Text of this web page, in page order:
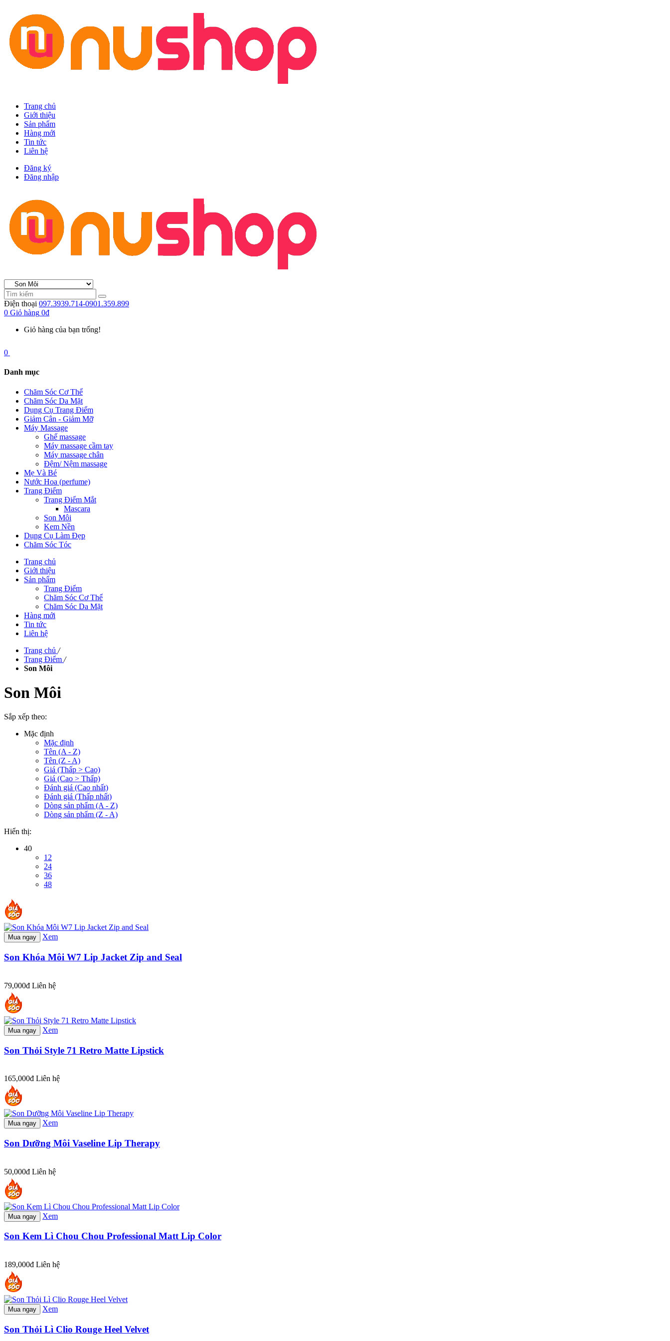
Trang chủ
Giới thiệu
Sản phẩm
Hàng mới
Tin tức
Liên hệ
Đăng ký
Đăng nhập
Điện thoại 097.3939.714-0901.359.899
0 Giỏ hàng 0đ
Giỏ hàng của bạn trống!
0
Danh mục
Chăm Sóc Cơ Thể
Chăm Sóc Da Mặt
Dụng Cụ Trang Điểm
Giảm Cân - Giảm Mỡ
Máy Massage
Ghế massage
Máy massage cầm tay
Máy massage chân
Đệm/ Nệm massage
Mẹ Và Bé
Nước Hoa (perfume)
Trang Điểm
Trang Điểm Mắt
Mascara
Son Môi
Kem Nền
Dụng Cụ Làm Đẹp
Chăm Sóc Tóc
Trang chủ
Giới thiệu
Sản phẩm
Trang Điểm
Chăm Sóc Cơ Thể
Chăm Sóc Da Mặt
Hàng mới
Tin tức
Liên hệ
Trang chủ /
Trang Điểm /
Son Môi
Son Môi
Sắp xếp theo:
Mặc định
Mặc định
Tên (A - Z)
Tên (Z - A)
Giá (Thấp > Cao)
Giá (Cao > Thấp)
Đánh giá (Cao nhất)
Đánh giá (Thấp nhất)
Dòng sản phẩm (A - Z)
Dòng sản phẩm (Z - A)
Hiển thị:
40
12
24
36
48
Mua ngay Xem
Son Khóa Môi W7 Lip Jacket Zip and Seal
79,000đ Liên hệ
Mua ngay Xem
Son Thỏi Style 71 Retro Matte Lipstick
165,000đ Liên hệ
Mua ngay Xem
Son Dưỡng Môi Vaseline Lip Therapy
50,000đ Liên hệ
Mua ngay Xem
Son Kem Lì Chou Chou Professional Matt Lip Color
189,000đ Liên hệ
Mua ngay Xem
Son Thỏi Lì Clio Rouge Heel Velvet